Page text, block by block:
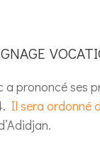
a prononcé ses
Il sera ordonné